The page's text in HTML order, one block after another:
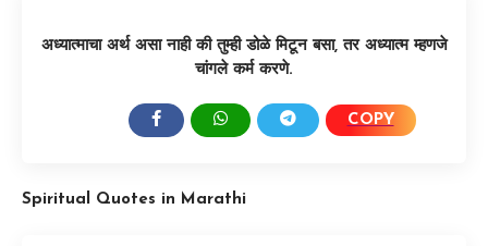
अध्यात्माचा अर्थ असा नाही की तुम्ही डोळे मिटून बसा, तर अध्यात्म म्हणजे
चांगले कर्म करणे.
COPY
Spiritual Quotes in Marathi